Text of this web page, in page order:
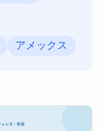
アメックス